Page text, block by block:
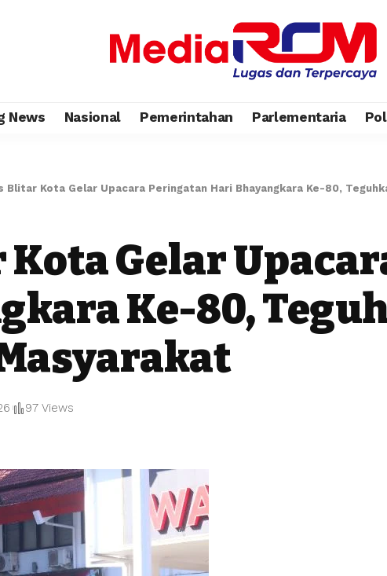
News Nasional Pemerintahan Parlementaria
Blitar Kota Gelar Upacara Peringatan Hari Bhayangkara Ke-80,
Gelar
Ke-80,
97 Views